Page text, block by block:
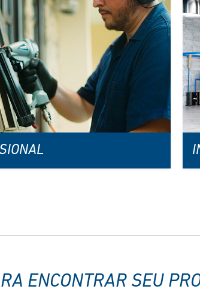
ENCONTRAR SEU